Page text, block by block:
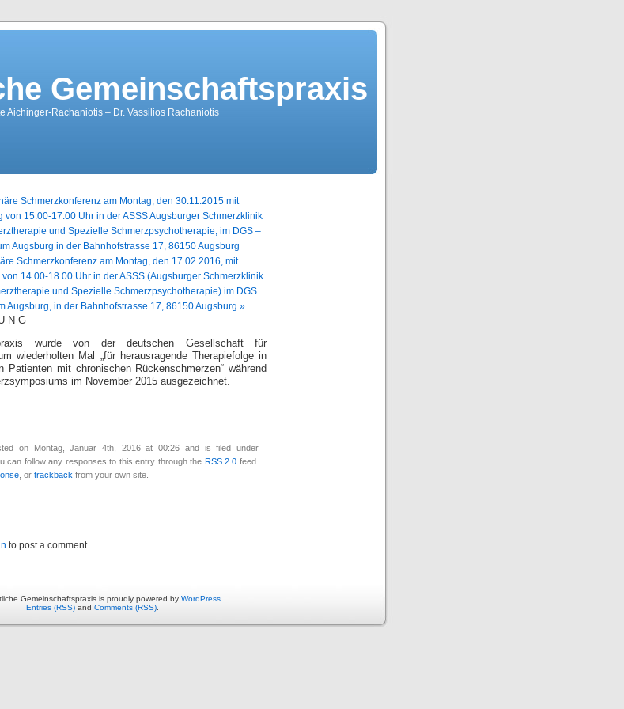
Gemeinschaftspraxis
Aichinger-Rachaniotis – Dr. Vassilios Rachaniotis
Schmerzkonferenz am Montag, den 30.11.2015 mit
von 15.00-17.00 Uhr in der ASSS Augsburger Schmerzklinik
und Spezielle Schmerzpsychotherapie, im DGS –
Augsburg in der Bahnhofstrasse 17, 86150 Augsburg
Schmerzkonferenz am Montag, den 17.02.2016, mit
14.00-18.00 Uhr in der ASSS (Augsburger Schmerzklinik
und Spezielle Schmerzpsychotherapie) im DGS
Augsburg, in der Bahnhofstrasse 17, 86150 Augsburg »
N G
wurde von der deutschen Gesellschaft für
wiederholten Mal „für herausragende Therapiefolge in
Patienten mit chronischen Rückenschmerzen“ während
im November 2015 ausgezeichnet.
on Montag, Januar 4th, 2016 at 00:26 and is filed under
can follow any responses to this entry through the RSS 2.0 feed.
, or trackback from your own site.
to post a comment.
Gemeinschaftspraxis is proudly powered by WordPress
Entries (RSS) and Comments (RSS)